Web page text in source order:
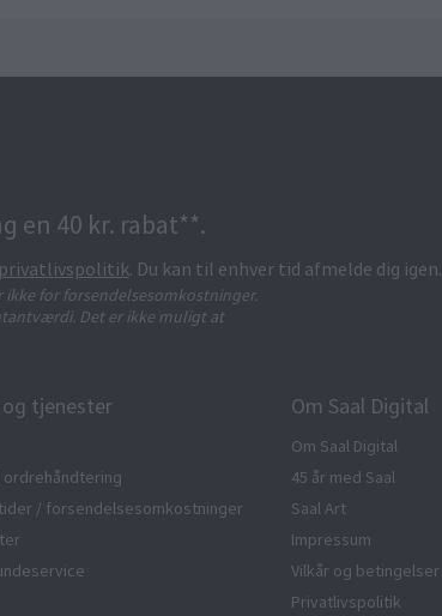
en 40 kr. rabat**.
privatlivspolitik. Du kan til enhver tid afmelde dig igen.
for forsendelsesomkostninger.
Det er ikke muligt at
tjenester
/ forsendelsesomkostninger
Om Saal Digital
Om Saal Digital
45 år med Saal
Saal Art
Impressum
Vilkår og betingelser
Privatlivspolitik